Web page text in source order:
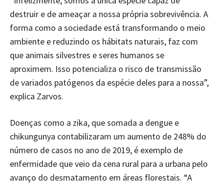
destruir e de ameaçar a nossa própria sobrevivência. A
forma como a sociedade está transformando o meio
ambiente e reduzindo os hábitats naturais, faz com
que animais silvestres e seres humanos se
aproximem. Isso potencializa o risco de transmissão
de variados patógenos da espécie deles para a nossa”,
explica Zarvos.
Doenças como a zika, que somada a dengue e
chikungunya contabilizaram um aumento de 248% do
número de casos no ano de 2019, é exemplo de
enfermidade que veio da cena rural para a urbana pelo
avanço do desmatamento em áreas florestais. “A